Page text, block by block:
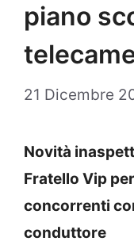
piano
21 Dicembre
Novità
Fratello Vip
concorrenti
conduttore